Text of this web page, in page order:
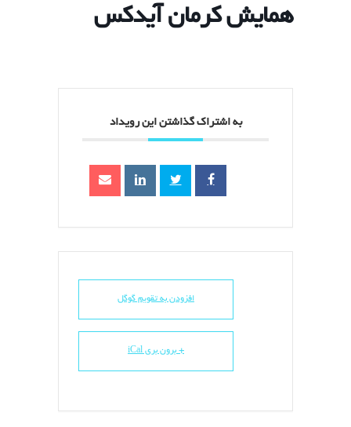
همایش کرمان آیدکس
به اشتراک گذاشتن این رویداد
افزودن به تقویم گوگل
+ برون بری iCal